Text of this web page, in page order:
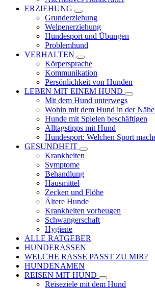
ERZIEHUNG
Grunderziehung
Welpenerziehung
Hundesport und Übungen
Problemhund
VERHALTEN
Körpersprache
Kommunikation
Persönlichkeit von Hunden
LEBEN MIT EINEM HUND
Mit dem Hund unterwegs
Wohin mit dem Hund in der
Hunde mit Spielen beschäftigen
Alltagstipps mit Hund
Hundesport: Welchen Sport
GESUNDHEIT
Krankheiten
Symptome
Behandlung
Hausmittel
Zecken und Flöhe
Ältere Hunde
Krankheiten vorbeugen
Schwangerschaft
Hygiene
ALLE RATGEBER
HUNDERASSEN
WELCHE RASSE PASST ZU MIR?
HUNDENAMEN
REISEN MIT HUND
Reiseziele mit dem Hund